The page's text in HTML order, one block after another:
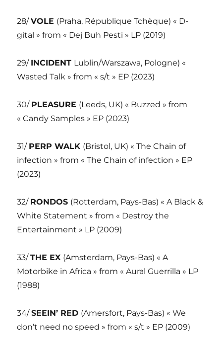
28/VOLE (Praha, République Tchèque) « D-
gital » from « Dej Buh Pesti » LP (2019)
29/ INCIDENT Lublin/Warszawa, Pologne) «
Wasted Talk » from « s/t » EP (2023)
30/ PLEASURE (Leeds, UK) « Buzzed » from
« Candy Samples » EP (2023)
31/ PERP WALK (Bristol, UK) « The Chain of
infection » from « The Chain of infection » EP
(2023)
32/ RONDOS (Rotterdam, Pays-Bas) « A Black &
White Statement » from « Destroy the
Entertainment » LP (2009)
33/THE EX (Amsterdam, Pays-Bas) « A
Motorbike in Africa » from « Aural Guerrilla » LP
(1988)
34/SEEIN’ RED (Amersfort, Pays-Bas) « We
don’t need no speed » from « s/t » EP (2009)